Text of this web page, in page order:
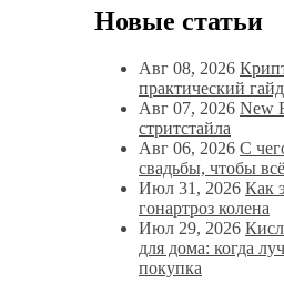
Новые статьи
Авг 08, 2026
практический гайд
Авг 07, 2026 New
стритстайла
Авг 06, 2026 С
свадьбы, чтобы
Июл 31, 2026 Как
гонартроз колена
Июл 29, 2026
для дома: когда
покупка